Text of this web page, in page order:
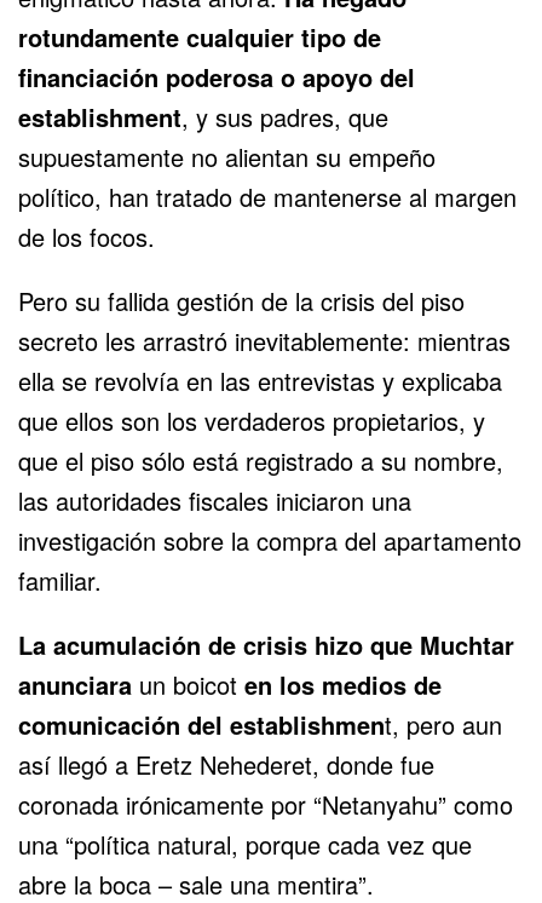
rotundamente cualquier tipo de
financiación poderosa o apoyo del
establishment, y sus padres, que
supuestamente no alientan su empeño
político, han tratado de mantenerse al margen
de los focos.
Pero su fallida gestión de la crisis del piso
secreto les arrastró inevitablemente: mientras
ella se revolvía en las entrevistas y explicaba
que ellos son los verdaderos propietarios, y
que el piso sólo está registrado a su nombre,
las autoridades fiscales iniciaron una
investigación sobre la compra del apartamento
familiar.
La acumulación de crisis hizo que Muchtar
anunciara un boicot en los medios de
comunicación del establishment, pero aun
así llegó a Eretz Nehederet, donde fue
coronada irónicamente por “Netanyahu” como
una “política natural, porque cada vez que
abre la boca – sale una mentira”.